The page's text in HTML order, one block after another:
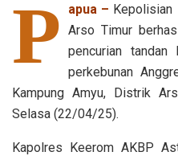
P apua –
Arso Timur
pencurian
perkebunan
Kampung Amyu, Distrik
Selasa (22/04/25).
Kapolres Keerom AKBP